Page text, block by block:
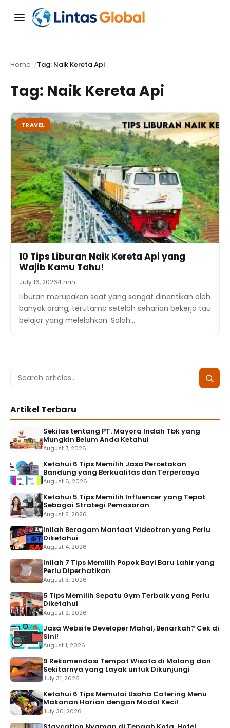
Menu
Home Tag: Naik Kereta Api
Tag: Naik Kereta Api
TRAVEL
10 Tips Liburan Naik Kereta Api yang
Wajib Kamu Tahu!
July 16, 20264 min
Liburan merupakan saat yang sangat dinantikan oleh
banyak orang, terutama setelah seharian bekerja tau
belajar yang melelahkan. Salah…
Search
Search
Artikel Terbaru
Sekilas tentang PT. Mayora Indah Tbk yang
Mungkin Belum Anda Ketahui
August 7, 2026
Ketahui 6 Tips Memilih Jasa Percetakan
Bandung yang Berkualitas dan Terpercaya
August 6, 2026
Ketahui 5 Tips Memilih Influencer yang Tepat
Sebagai Strategi Pemasaran
August 5, 2026
Inilah Beragam Manfaat Videotron yang Perlu
Diketahui
August 4, 2026
Inilah 7 Tips Memilih Popok Bayi Baru Lahir yang
Perlu Diperhatikan
August 3, 2026
5 Tips Memilih Sepatu Gym Terbaik yang Perlu
Diketahui
August 2, 2026
Jasa Website Developer Mahal, Benarkah? Cek di
Sini!
August 1, 2026
9 Rekomendasi Tempat Wisata di Malang dan
Sekitarnya yang Layak untuk Dikunjungi
July 31, 2026
Ketahui 6 Tips Memulai Usaha Catering Menu
Makanan Harian dengan Modal Kecil
July 30, 2026